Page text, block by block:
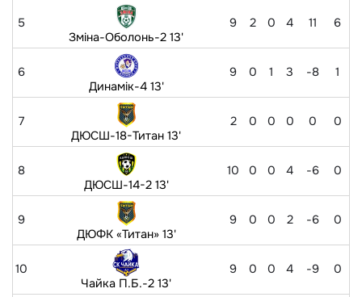
5
Зміна-Оболонь-2 13'
9 2 0 4 11 6
6
Динамік-4 13'
9 0 1 3 -8 1
7
ДЮСШ-18-Титан 13'
2 0 0 0 0 0
8
ДЮСШ-14-2 13'
10 0 0 4 -6 0
9
ДЮФК «Титан» 13'
9 0 0 2 -6 0
10
Чайка П.Б.-2 13'
9 0 0 4 -9 0